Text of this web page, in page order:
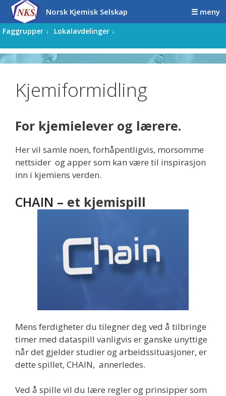
Hopp
innhold
Hopp
innhold
Norsk Kjemisk Selskap ☰ meny
Faggrupper ↓ Lokalavdelinger ↓
Kjemiformidling
For kjemielever og lærere.
Her vil samle noen, forhåpentligvis, morsomme
nettsider og apper som kan være til inspirasjon
inn i kjemiens verden.
CHAIN – et kjemispill
Mens ferdigheter du tilegner deg ved å tilbringe
timer med dataspill vanligvis er ganske unyttige
når det gjelder studier og arbeidssituasjoner, er
dette spillet, CHAIN, annerledes.
Ved å spille vil du lære regler og prinsipper som